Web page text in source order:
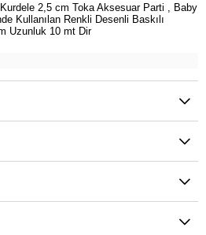
Kurdele 2,5 cm Toka Aksesuar Parti , Baby
Kullanılan Renkli Desenli Baskılı
Uzunluk 10 mt Dir